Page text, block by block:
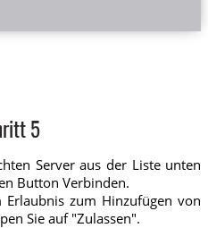
5
Server aus der Liste unten
Button Verbinden.
zum Hinzufügen von
Sie auf "Zulassen".